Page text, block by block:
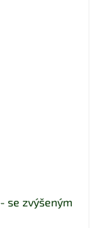
se zvýšeným